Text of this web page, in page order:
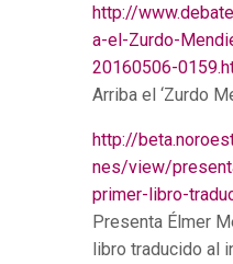
http://
a-el-Zurdo-
20160506-
Arriba el ‘Zurdo
http://
nes/view/
primer-libro-
Presenta Élmer
libro traducido al